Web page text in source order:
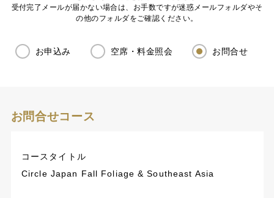
受付完了メールが届かない場合は、お手数ですが迷惑メールフォルダやそ
の他のフォルダをご確認ください。
お申込み 空席・料金照会 お問合せ
お問合せコース
コースタイトル
Circle Japan Fall Foliage & Southeast Asia